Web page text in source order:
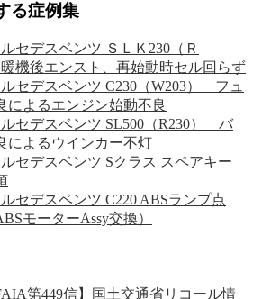
る症例集
ルセデスベンツ ＳＬＫ230（Ｒ
機後エンスト、再始動時セル回らず
ルセデスベンツ C230（W203） フュ
によるエンジン始動不良
ルセデスベンツ SL500（R230） バ
によるウインカー不灯
ルセデスベンツ Sクラス スペアキー
ルセデスベンツ C220 ABSランプ点
モーターAssy交換）
第449信】国土交通省リコール情